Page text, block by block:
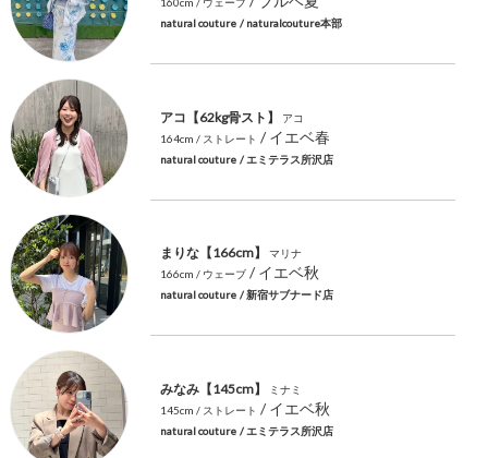
natural couture / naturalcouture本部
アコ【62kg骨スト】
アコ
164cm / ストレート / イエベ春
natural couture / エミテラス所沢店
まりな【166cm】
マリナ
166cm / ウェーブ / イエベ秋
natural couture / 新宿サブナード店
みなみ【145cm】
ミナミ
145cm / ストレート / イエベ秋
natural couture / エミテラス所沢店